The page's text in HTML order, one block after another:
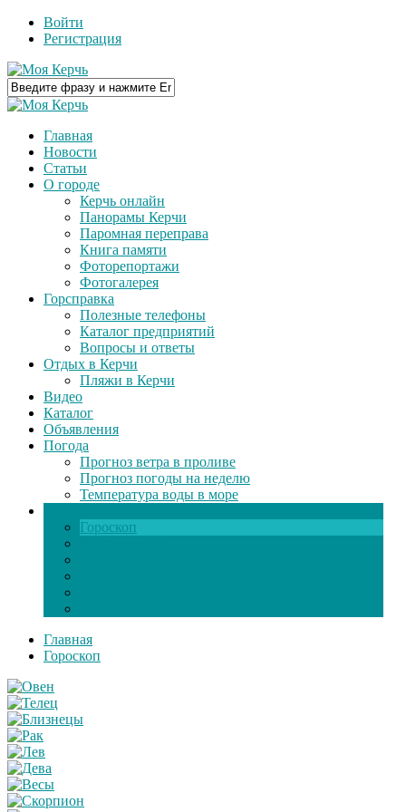
Войти
Регистрация
Главная
Новости
Статьи
О городе
Керчь онлайн
Панорамы Керчи
Паромная переправа
Книга памяти
Фоторепортажи
Фотогалерея
Горсправка
Полезные телефоны
Каталог предприятий
Вопросы и ответы
Отдых в Керчи
Пляжи в Керчи
Видео
Каталог
Объявления
Погода
Прогноз ветра в проливе
Прогноз погоды на неделю
Температура воды в море
Гороскоп
Главная
Гороскоп